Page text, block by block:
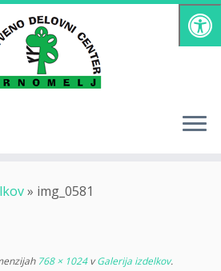
» img_0581
768 × 1024vGalerija izdelkov.